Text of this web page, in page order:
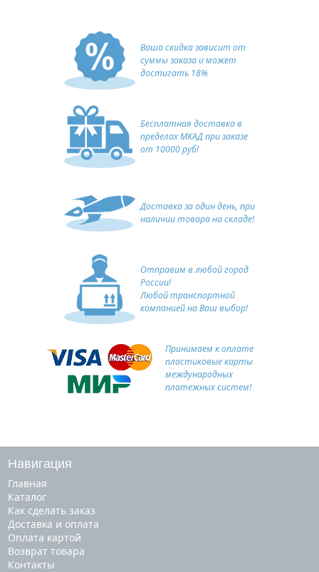
Ваша скидка зависит от
суммы заказа и может
достигать 18%
Бесплатная доставка в
пределах МКАД при заказе
от 10000 руб!
Доставка за один день, при
наличии товара на складе!
Отправим в любой город
России!
Любой транспортной
компанией на Ваш выбор!
Принимаем к оплате
пластиковые карты
международных
платежных систем!
Навигация
Главная
Каталог
Как сделать заказ
Доставка и оплата
Оплата картой
Возврат товара
Контакты